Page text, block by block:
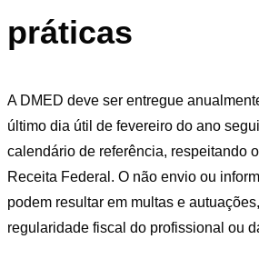
práticas
A DMED deve ser entregue
último dia útil de fevereiro do ano
calendário de referência, respeitando
Receita Federal. O não envio ou
podem resultar em multas e
regularidade fiscal do profissional ou